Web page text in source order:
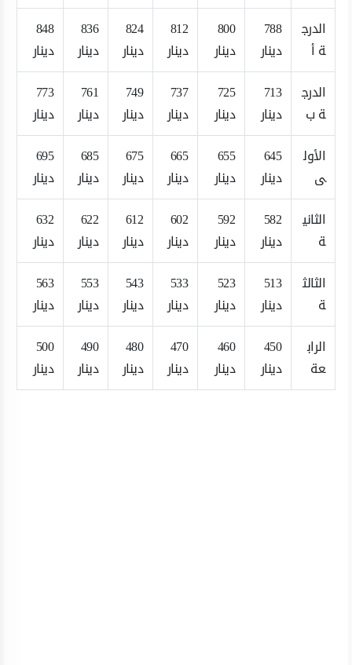
الدرج
ة أ
788
دينار
800
دينار
812
دينار
824
دينار
836
دينار
848
دينار
الدرج
ة ب
713
دينار
725
دينار
737
دينار
749
دينار
761
دينار
773
دينار
الأول
ى
645
دينار
655
دينار
665
دينار
675
دينار
685
دينار
695
دينار
الثاني
ة
582
دينار
592
دينار
602
دينار
612
دينار
622
دينار
632
دينار
الثالث
ة
513
دينار
523
دينار
533
دينار
543
دينار
553
دينار
563
دينار
الراب
عة
450
دينار
460
دينار
470
دينار
480
دينار
490
دينار
500
دينار